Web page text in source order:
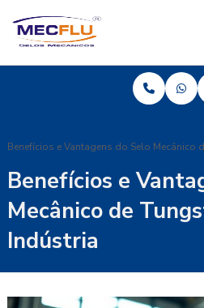
Benefícios e Vantagens do Selo Mecânico
Benefícios e
Mecânico de
Indústria